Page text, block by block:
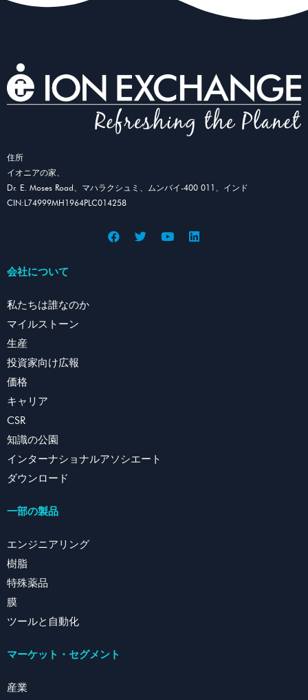
住所
イオニアの家、
Dr. E. Moses Road、マハラクシュミ、ムンバイ-400 011、インド
CIN:L74999MH1964PLC014258
会社について
私たちは誰なのか
マイルストーン
生産
投資家向け広報
価格
キャリア
CSR
知識の公園
インターナショナルアソシエート
ダウンロード
一部の製品
エンジニアリング
樹脂
特殊薬品
膜
ツールと自動化
マーケット・セグメント
産業